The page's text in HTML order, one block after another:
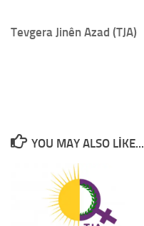
Tevgera Jinên Azad (TJA)
YOU MAY ALSO LIKE...